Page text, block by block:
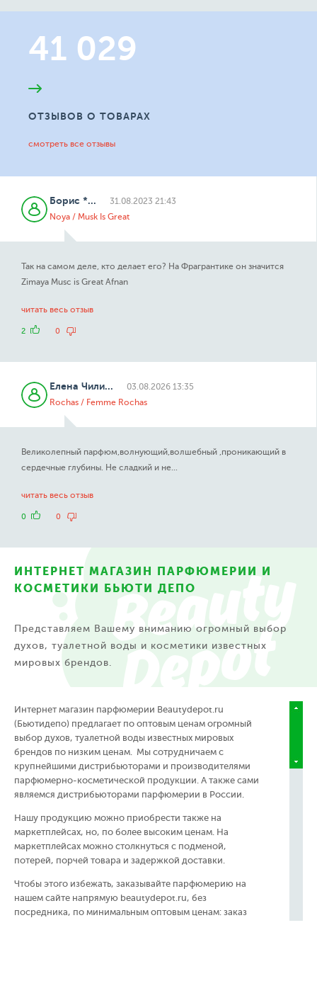
41 029
ОТЗЫВОВ О ТОВАРАХ
смотреть все отзывы
Борис *...
31.08.2023 21:43
Noya / Musk Is Great
Так на самом деле, кто делает его? На Фрагрантике он значится
Zimaya Musc is Great Afnan
читать весь отзыв
2 0
Елена Чили...
03.08.2026 13:35
Rochas / Femme Rochas
Великолепный парфюм,волнующий,волшебный ,проникающий в
сердечные глубины. Не сладкий и не...
читать весь отзыв
0 0
ИНТЕРНЕТ МАГАЗИН ПАРФЮМЕРИИ И
КОСМЕТИКИ БЬЮТИ ДЕПО
Представляем Вашему вниманию огромный выбор
духов, туалетной воды и косметики известных
мировых брендов.
Интернет магазин парфюмерии Beautydepot.ru
(Бьютидепо) предлагает по оптовым ценам огромный
выбор духов, туалетной воды известных мировых
брендов по низким ценам. Мы сотрудничаем с
крупнейшими дистрибьюторами и производителями
парфюмерно-косметической продукции. А также сами
являемся дистрибьюторами парфюмерии в России.
Нашу продукцию можно приобрести также на
маркетплейсах, но, по более высоким ценам. На
маркетплейсах можно столкнуться с подменой,
потерей, порчей товара и задержкой доставки.
Чтобы этого избежать, заказывайте парфюмерию на
нашем сайте напрямую beautydepot.ru, без
посредника, по минимальным оптовым ценам: заказ